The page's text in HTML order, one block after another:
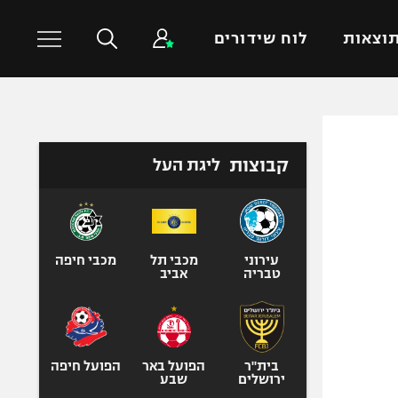
תוצאות לוח שידורים
טניס
כדורעף
ספורט אולימפי
היאבקות WWE
קבוצות ליגת העל
עירוני
טבריה
מכבי תל
אביב
מכבי חיפה
בית"ר
ירושלים
הפועל באר
שבע
הפועל חיפה